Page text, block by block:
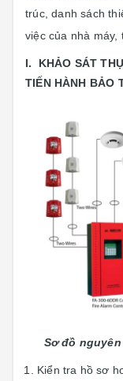
trúc, danh sách
việc của nhà máy,
I. KHẢO SÁT
TIẾN HÀNH BẢO
Sơ đồ
Kiển tra hồ sơ